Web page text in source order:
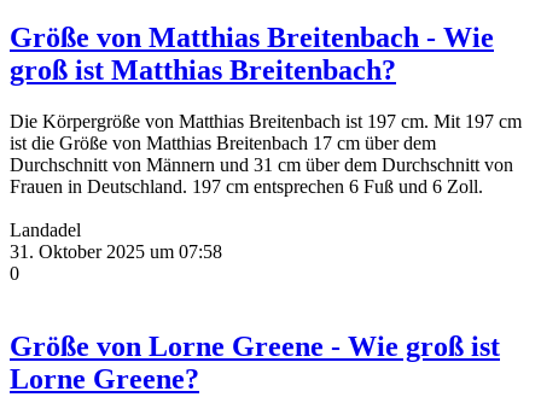
Größe von Matthias Breitenbach - Wie
groß ist Matthias Breitenbach?
Die Körpergröße von Matthias Breitenbach ist 197 cm. Mit 197 cm
ist die Größe von Matthias Breitenbach 17 cm über dem
Durchschnitt von Männern und 31 cm über dem Durchschnitt von
Frauen in Deutschland. 197 cm entsprechen 6 Fuß und 6 Zoll.
Landadel
31. Oktober 2025 um 07:58
0
Größe von Lorne Greene - Wie groß ist
Lorne Greene?